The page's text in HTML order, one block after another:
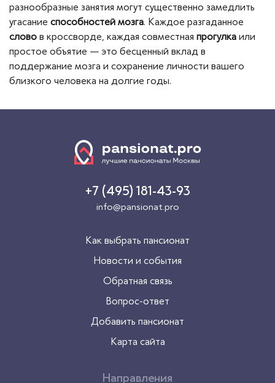
разнообразные занятия могут существенно замедлить
угасание способностей мозга. Каждое разгаданное
слово в кроссворде, каждая совместная прогулка или
простое объятие — это бесценный вклад в
поддержание мозга и сохранение личности вашего
близкого человека на долгие годы.
+7 (495) 181-43-93
info@pansionat.pro
Как выбрать пансионат
Новости и события
Обратная связь
Вопрос-ответ
Добавить пансионат
Карта сайта
Направления